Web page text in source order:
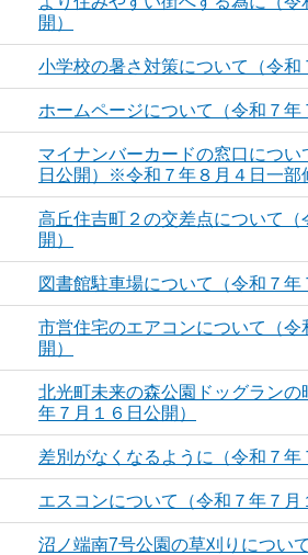
開）
小学校の暑さ対策について（令和
ホームページについて（令和７年
マイナンバーカードの窓口につい
日公開）※令和７年８月４日一部
高丘住吉町２の交差点について
開）
図書館駐車場について（令和７年
市営住宅のエアコンについて（令
開）
北光町未来の森公園ドッグランの
年７月１６日公開）
差別がなくなるように（令和７年
エスコンについて（令和７年７月
沼ノ端南7号公園の草刈りについ